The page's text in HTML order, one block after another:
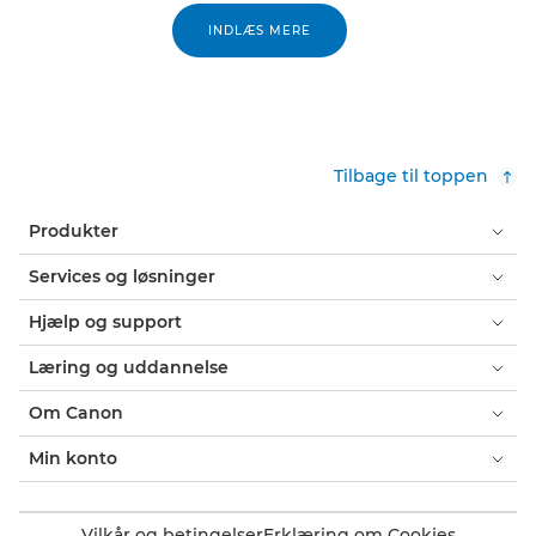
INDLÆS MERE
Tilbage til toppen
Produkter
Services og løsninger
Hjælp og support
Læring og uddannelse
Om Canon
Min konto